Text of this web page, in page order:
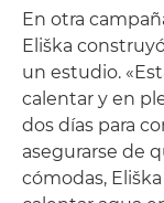
En otra
Eliška
un estudio.
calentar y en
dos días para
asegurarse de
cómodas,